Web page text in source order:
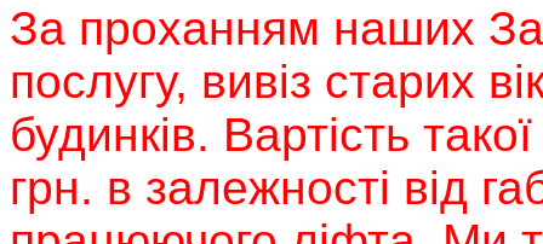
За проханням наших
послугу, вивіз старих
будинків. Вартість
грн. в залежності від